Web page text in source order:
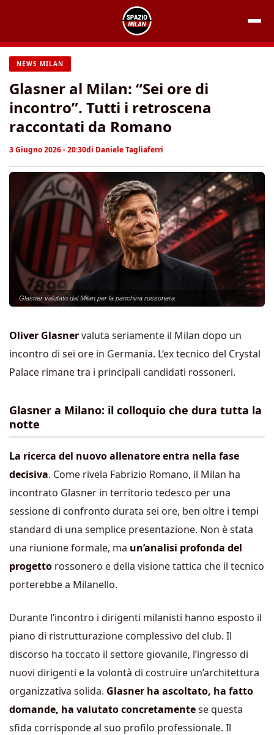
contenuto
NEWS MILAN
Glasner al Milan: “Sei ore di
incontro”. Tutti i retroscena
raccontati da Romano
3 Giugno 2026 - 20:30di Daniele Tagliaferri
Glasner valutato dal Milan per la panchina rossonera
Oliver Glasnervaluta seriamente il Milan dopo un
incontro di sei ore in Germania. L’ex tecnico del Crystal
Palace rimane tra i principali candidati rossoneri.
Glasner a Milano: il colloquio che dura tutta la
notte
La ricerca del nuovo allenatore entra nella fase
decisiva. Come rivela Fabrizio Romano, il Milan ha
incontrato Glasner in territorio tedesco per una
sessione di confronto durata sei ore, ben oltre i tempi
standard di una semplice presentazione. Non è stata
una riunione formale, ma un’analisi profonda del
progetto rossonero e della visione tattica che il tecnico
porterebbe a Milanello.
Durante l’incontro i dirigenti milanisti hanno esposto il
piano di ristrutturazione complessivo del club. Il
discorso ha toccato il settore giovanile, l’ingresso di
nuovi dirigenti e la volontà di costruire un’architettura
organizzativa solida. Glasner ha ascoltato, ha fatto
domande, ha valutato concretamentese questa
sfida corrisponde al suo profilo professionale. Il